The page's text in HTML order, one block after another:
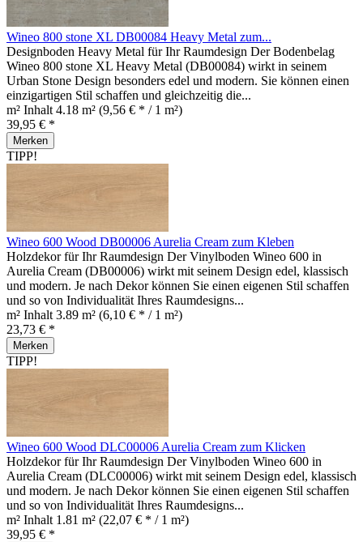
Wineo 800 stone XL DB00084 Heavy Metal zum...
Designboden Heavy Metal für Ihr Raumdesign Der Bodenbelag
Wineo 800 stone XL Heavy Metal (DB00084) wirkt in seinem
Urban Stone Design besonders edel und modern. Sie können einen
einzigartigen Stil schaffen und gleichzeitig die...
m² Inhalt 4.18 m² (9,56 € * / 1 m²)
39,95 € *
Merken
TIPP!
Wineo 600 Wood DB00006 Aurelia Cream zum Kleben
Holzdekor für Ihr Raumdesign Der Vinylboden Wineo 600 in
Aurelia Cream (DB00006) wirkt mit seinem Design edel, klassisch
und modern. Je nach Dekor können Sie einen eigenen Stil schaffen
und so von Individualität Ihres Raumdesigns...
m² Inhalt 3.89 m² (6,10 € * / 1 m²)
23,73 € *
Merken
TIPP!
Wineo 600 Wood DLC00006 Aurelia Cream zum Klicken
Holzdekor für Ihr Raumdesign Der Vinylboden Wineo 600 in
Aurelia Cream (DLC00006) wirkt mit seinem Design edel, klassisch
und modern. Je nach Dekor können Sie einen eigenen Stil schaffen
und so von Individualität Ihres Raumdesigns...
m² Inhalt 1.81 m² (22,07 € * / 1 m²)
39,95 € *